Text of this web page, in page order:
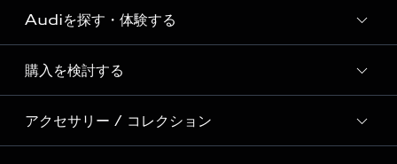
Audi ブランド
Story of Progress
Audi Sport
Formula 1®
Audiを探す・体験する
ディーラー検索
新車在庫検索
試乗車・展示車検索
購入を検討する
モデル一覧
アクセサリー / コレクション